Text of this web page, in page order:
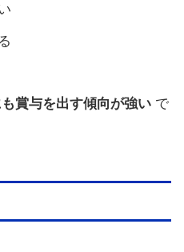
賞与を出す傾向が強い で